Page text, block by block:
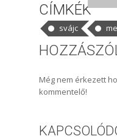
CÍMKÉK
svájc
Még nem érkezett
kommentelő!